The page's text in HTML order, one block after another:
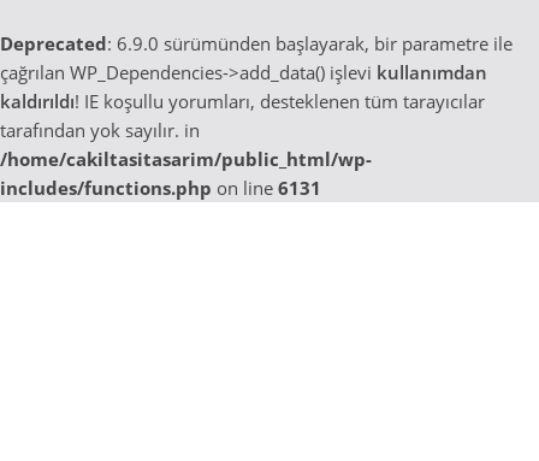
Deprecated: 6.9.0 sürümünden başlayarak, bir parametre ile
çağrılan WP_Dependencies->add_data() işlevi kullanımdan
kaldırıldı! IE koşullu yorumları, desteklenen tüm tarayıcılar
tarafından yok sayılır. in
/home/cakiltasitasarim/public_html/wp-
includes/functions.php on line 6131